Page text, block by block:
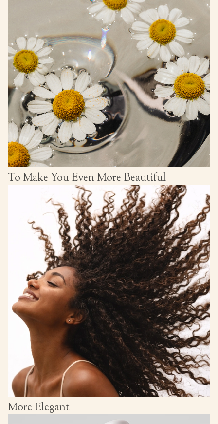
To Make You Even More Beautiful
More Elegant